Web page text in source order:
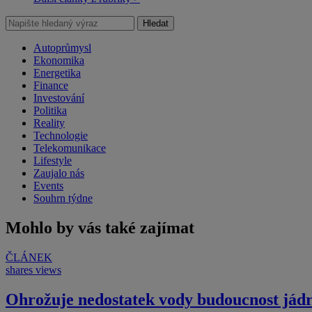
Hledat
Autoprůmysl
Ekonomika
Energetika
Finance
Investování
Politika
Reality
Technologie
Telekomunikace
Lifestyle
Zaujalo nás
Events
Souhrn týdne
Mohlo by vás také zajímat
ČLÁNEK
shares views
Ohrožuje nedostatek vody budoucnost